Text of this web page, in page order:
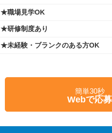
★職場見学OK
★研修制度あり
★未経験・ブランクのある方OK
簡単30秒
Webで応募